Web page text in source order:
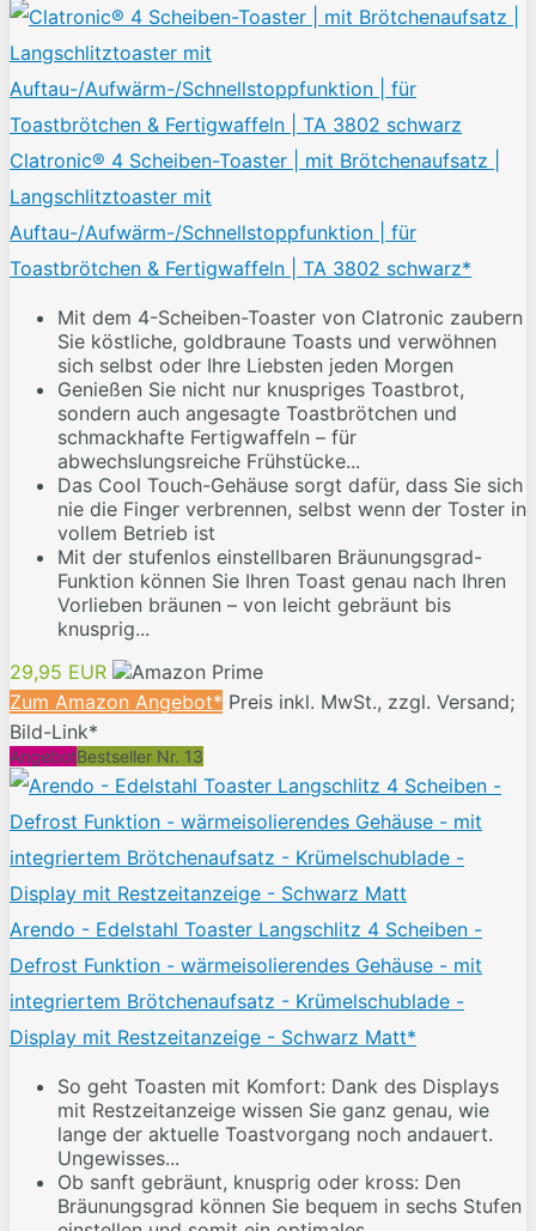
Clatronic® 4 Scheiben-Toaster | mit Brötchenaufsatz |
Langschlitztoaster mit
Auftau-/Aufwärm-/Schnellstoppfunktion | für
Toastbrötchen & Fertigwaffeln | TA 3802 schwarz*
Mit dem 4-Scheiben-Toaster von Clatronic zaubern
Sie köstliche, goldbraune Toasts und verwöhnen
sich selbst oder Ihre Liebsten jeden Morgen
Genießen Sie nicht nur knuspriges Toastbrot,
sondern auch angesagte Toastbrötchen und
schmackhafte Fertigwaffeln – für
abwechslungsreiche Frühstücke...
Das Cool Touch-Gehäuse sorgt dafür, dass Sie sich
nie die Finger verbrennen, selbst wenn der Toster in
vollem Betrieb ist
Mit der stufenlos einstellbaren Bräunungsgrad-
Funktion können Sie Ihren Toast genau nach Ihren
Vorlieben bräunen – von leicht gebräunt bis
knusprig...
29,95 EUR
Zum Amazon Angebot* Preis inkl. MwSt., zzgl. Versand;
Bild-Link*
AngebotBestseller Nr. 13
Arendo - Edelstahl Toaster Langschlitz 4 Scheiben -
Defrost Funktion - wärmeisolierendes Gehäuse - mit
integriertem Brötchenaufsatz - Krümelschublade -
Display mit Restzeitanzeige - Schwarz Matt*
So geht Toasten mit Komfort: Dank des Displays
mit Restzeitanzeige wissen Sie ganz genau, wie
lange der aktuelle Toastvorgang noch andauert.
Ungewisses...
Ob sanft gebräunt, knusprig oder kross: Den
Bräunungsgrad können Sie bequem in sechs Stufen